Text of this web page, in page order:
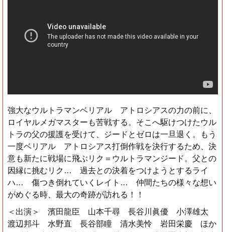
強大なウルトラマンベリアル アトロシアスの力の前に、
ロイヤルメガマスターも苦戦する。そこへ駆けつけたウル
トラの父の援護を受けて、ジードとゼロは一旦退く。もう
一度ベリアル アトロシアス打倒作戦を決行するため、決
意も新たに戦場に飛ぶリク＝ウルトラマンジード。父との
因縁に挑むリク… 過去との決着をつけようとするライ
ハ… 傷つき倒れていくレイト… 仲間たちの様々な想い
がめぐる時、最大の奇跡が訪れる！！
＜出演＞ 濱田龍臣 山本千尋 長谷川眞優 小澤雄太
渡辺邦斗 水野直 長谷部瞳 清水美怜 岩田栄慶 ほか